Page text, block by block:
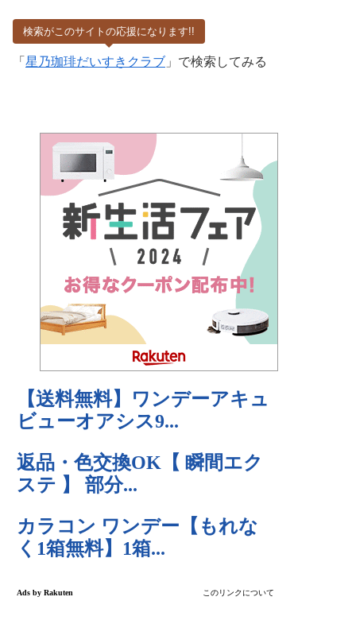
検索がこのサイトの応援になります!!
「 星乃珈琲だいすきクラブ 」で検索してみる